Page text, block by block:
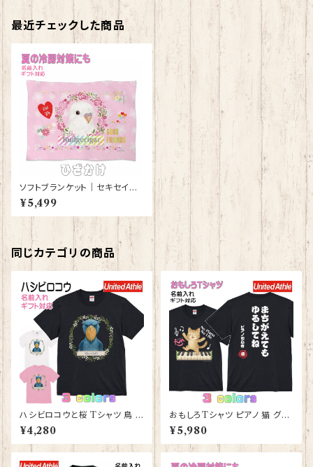
最近チェックした商品
ソフトブランケット｜セキセイイ
ンコ・アルビノ【型番 SB-124】ピ
ンク
¥5,499
同じカテゴリの商品
ハシビロコウと桜 Tシャツ 鳥 グ
ッズ 雑貨 レディース メンズ 【型
番 T-10012】はじびろこう プレ
ゼント ギフト
¥4,280
おもしろTシャツ ピアノ 猫 グッ
ズ 雑貨 レディース メンズ 【型番
T-10013】ストリートピアノ プレ
ゼント ギフト
¥5,980